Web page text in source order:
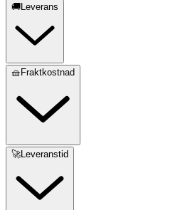
🚚Leverans
🧺Fraktkostnad
🚀Leveranstid